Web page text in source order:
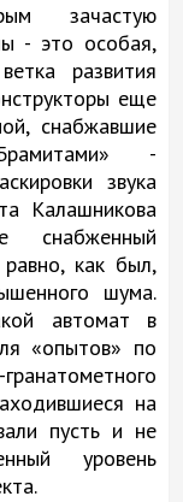
зачастую
- это особая,
развития
еще
снабжавшие
-
звука
Калашникова
снабженный
как был,
шума.
автомат в
«опытов» по
на
пусть и не
уровень